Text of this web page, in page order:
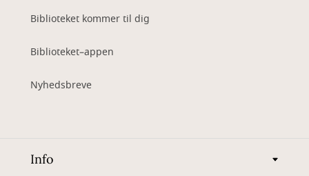
Biblioteket kommer til dig
Biblioteket–appen
Nyhedsbreve
Info